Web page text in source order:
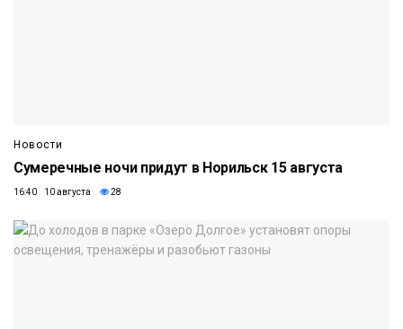
Новости
Сумеречные ночи придут в Норильск 15 августа
16:40 10 августа 28